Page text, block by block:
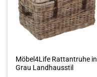
Möbel4Life Rattantruhe in
Grau Landhausstil